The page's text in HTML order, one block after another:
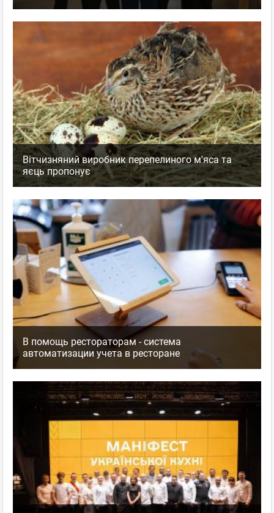
Вітчизняний виробник перепелиного м'яса та
яєць пропонує
В помощь рестораторам - система
автоматизации учета в ресторане